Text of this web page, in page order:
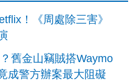
！《周處除三害》
舊金山竊賊搭Waymo
成警方辦案最大阻礙